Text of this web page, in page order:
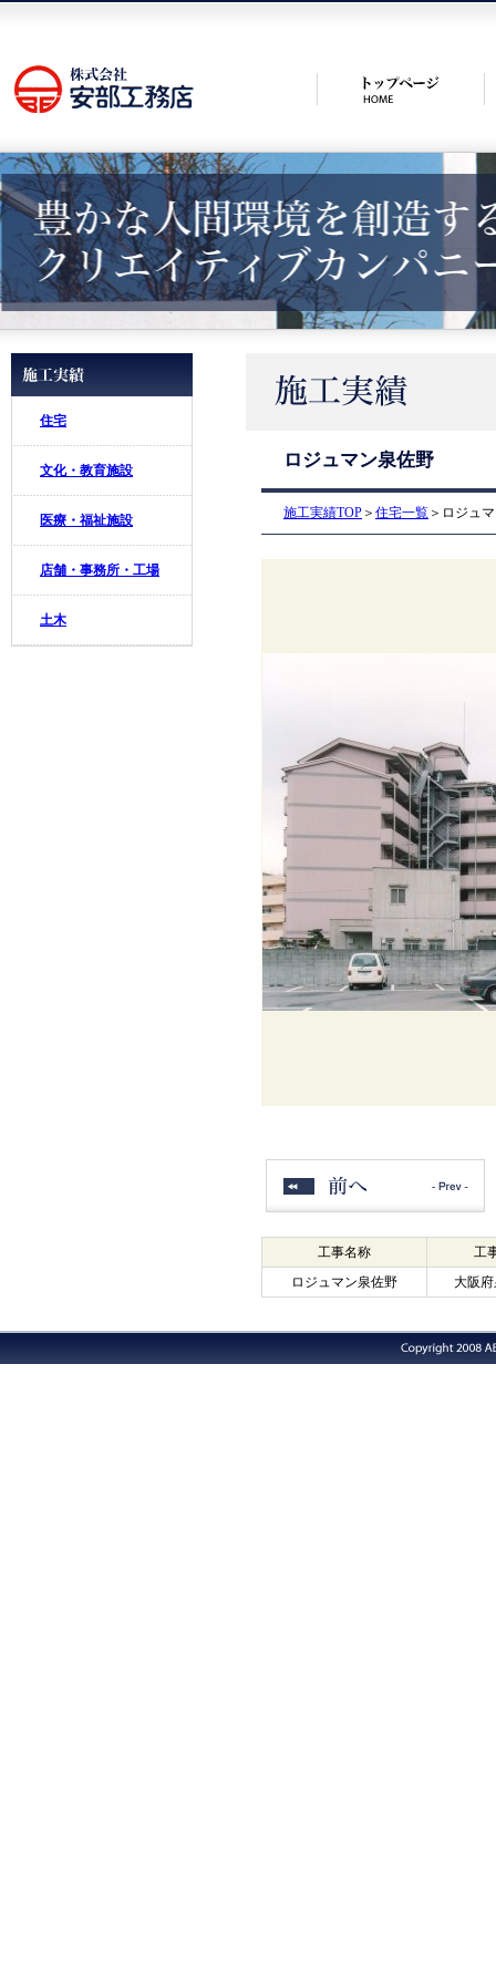
住宅
文化・教育施設
医療・福祉施設
店舗・事務所・工場
土木
ロジュマン泉佐野
施工実績TOP ＞ 住宅一覧 ＞ロジュ
工事名称
工
ロジュマン泉佐野
大阪